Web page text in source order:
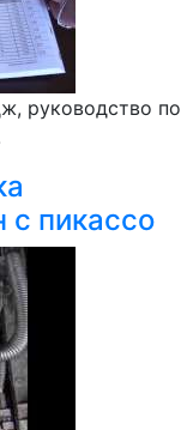
руководство по
с пикассо